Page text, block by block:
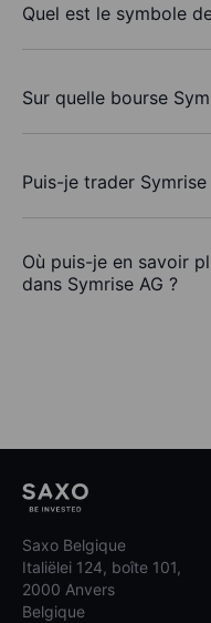
Quel est le symbole
Sur quelle bourse
Puis-je trader
Où puis-je en savoir
dans Symrise AG ?
Saxo Belgique
Italiëlei 124, boîte 101,
2000 Anvers
Belgique